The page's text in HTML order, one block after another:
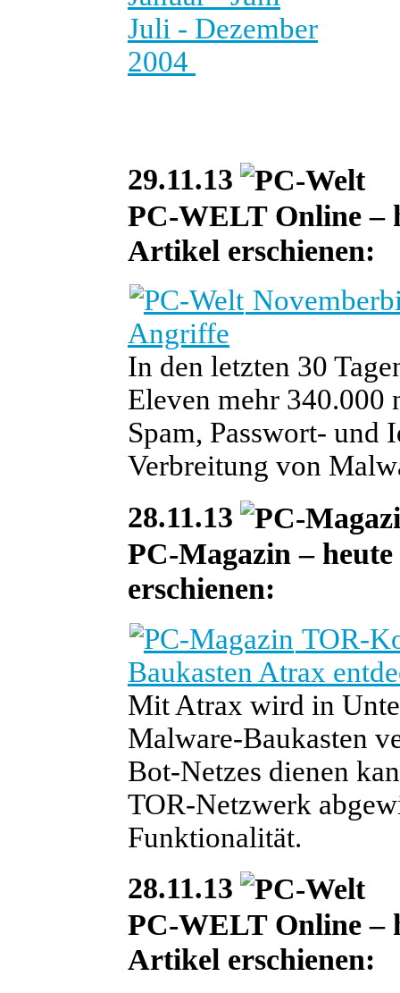
Juli - Dezember
2004
29.11.13
PC-WELT Online –
Artikel erschienen:
Angriffe
In den letzten 30
Eleven mehr 340.000
Spam, Passwort- und
Verbreitung von
28.11.13
PC-Magazin –
erschienen:
TOR-
Baukasten Atrax
Mit Atrax wird in
Malware-Baukasten
Bot-Netzes dienen
TOR-Netzwerk
Funktionalität.
28.11.13
PC-WELT Online –
Artikel erschienen: